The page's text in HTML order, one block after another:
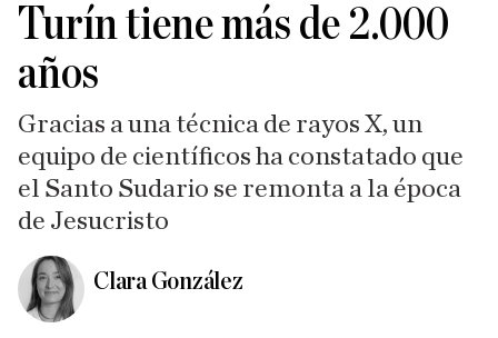
Turín tiene más de 2.000
años
Gracias a una técnica de rayos X, un
equipo de científicos ha constatado que
el Santo Sudario se remonta a la época
de Jesucristo
Clara González